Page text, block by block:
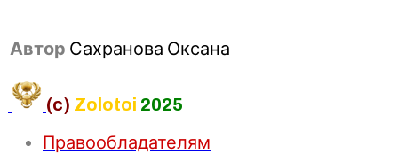
Автор Сахранова Оксана
(c) Zolotoi 2025
Правообладателям